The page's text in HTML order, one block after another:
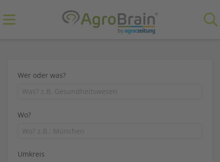
Wer oder was?
Wo?
Umkreis